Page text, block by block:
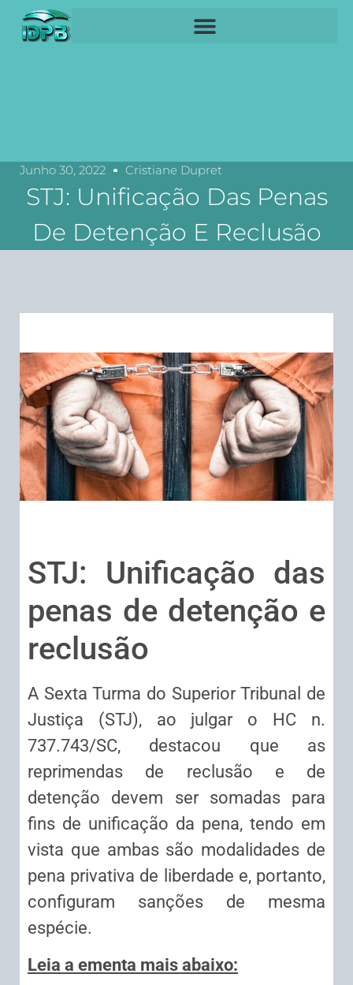
Junho 30, 2022 Cristiane Dupret
STJ: Unificação Das Penas
De Detenção E Reclusão
STJ: Unificação das
penas de detenção e
reclusão
A Sexta Turma do Superior Tribunal de
Justiça (STJ), ao julgar o HC n.
737.743/SC, destacou que as
reprimendas de reclusão e de
detenção devem ser somadas para
fins de unificação da pena, tendo em
vista que ambas são modalidades de
pena privativa de liberdade e, portanto,
configuram sanções de mesma
espécie.
Leia a ementa mais abaixo: